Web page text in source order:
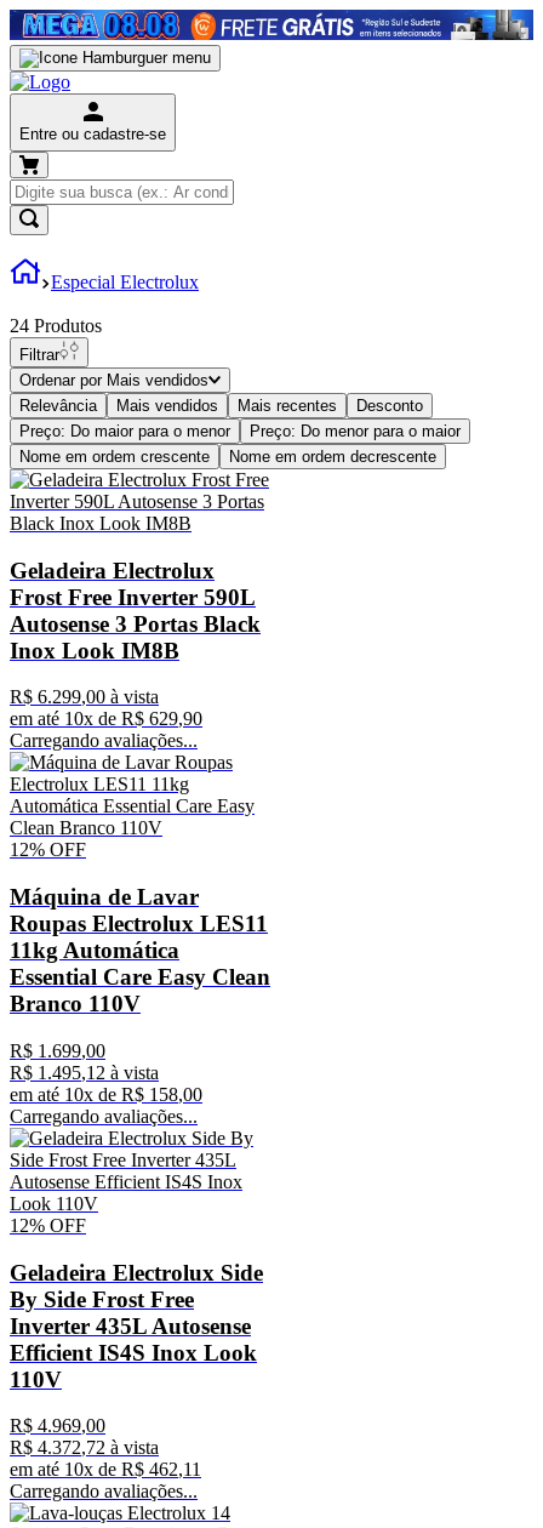
Entre ou cadastre-se
Especial Electrolux
24 Produtos
Filtrar
Ordenar por Mais vendidos
Relevância
Mais vendidos Mais recentes
Desconto
Preço: Do maior para o menor
Preço: Do menor para o maior
Nome em ordem crescente
Nome em ordem decrescente
Geladeira Electrolux
Frost Free Inverter 590L
Autosense 3 Portas Black
Inox Look IM8B
R$ 6.299,00 à vista
em até 10x de R$ 629,90
Carregando avaliações...
12% OFF
Máquina de Lavar
Roupas Electrolux LES11
11kg Automática
Essential Care Easy Clean
Branco 110V
R$ 1 .699,00
R$ 1 .495,12 à vista
em até 10x de R$ 158,00
Carregando avaliações...
12% OFF
Geladeira Electrolux Side
By Side Frost Free
Inverter 435L Autosense
Efficient IS4S Inox Look
110V
R$ 4.969,00
R$ 4.372,72 à vista
em até 10x de R$ 462,11
Carregando avaliações...